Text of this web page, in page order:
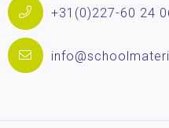
+31(0)227-60 24